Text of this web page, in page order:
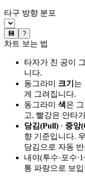
타구 방향 분포
💾 ?
차트 보는 법
타자가 친 공이
니다.
동그라미 크기 는
게 그려집니다.
동그라미 색은
고, 빨강은 안타
당김(Pull) · 중앙
향 기준입니다.
당김으로 자동
내야(투수·포수
통 파랑으로 보